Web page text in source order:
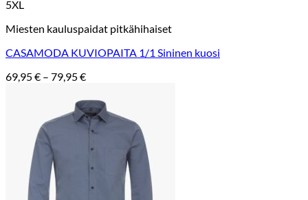
5XL
Miesten kauluspaidat pitkähihaiset
CASAMODA KUVIOPAITA 1/1 Sininen kuosi
69,95€ – 79,95€Hintaluokka:
-
79,95 €